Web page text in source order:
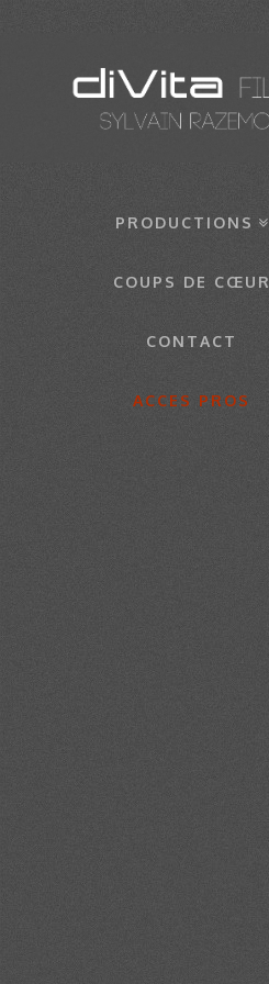
PRODUCTIONS
COUPS DE CŒUR
CONTACT
ACCES PROS